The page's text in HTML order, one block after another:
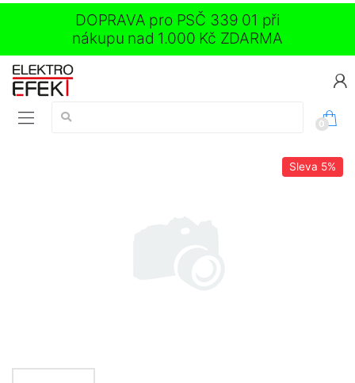
DOPRAVA pro PSČ 339 01 při
nákupu nad 1.000 Kč ZDARMA
Vyhledávání:
0
Sleva 5%